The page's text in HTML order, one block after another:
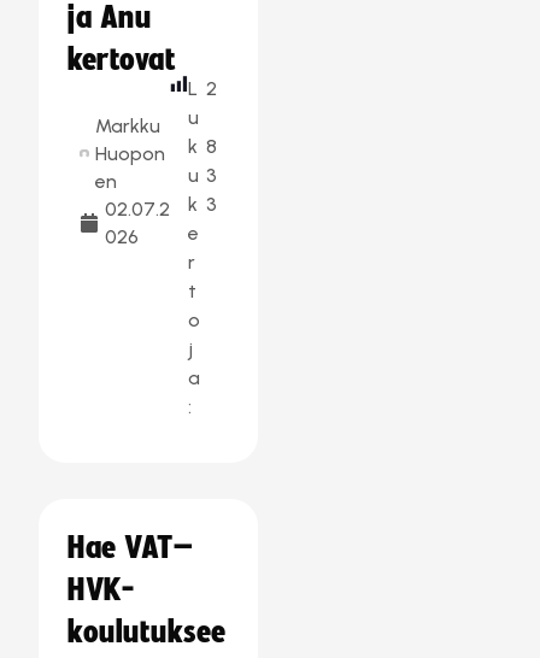
ja Anu
kertovat
Markku
Huopon
en
02.07.2
026
L
u
k
u
k
e
r
t
o
j
a
:
2
8
3
3
Hae VAT–
HVK-
koulutuksee